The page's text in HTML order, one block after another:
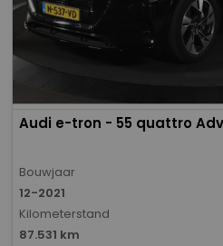
Audi e-tron - 55 quattro
Bouwjaar
12-2021
Kilometerstand
87.531 km